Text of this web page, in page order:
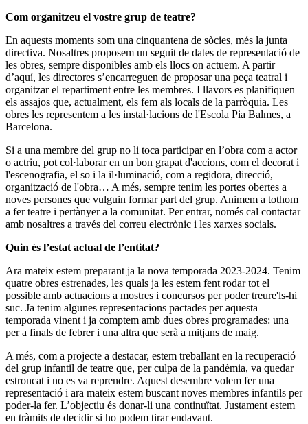
Com organitzeu el vostre grup de teatre?
En aquests moments som una cinquantena de sòcies, més la junta
directiva. Nosaltres proposem un seguit de dates de representació de
les obres, sempre disponibles amb els llocs on actuem. A partir
d’aquí, les directores s’encarreguen de proposar una peça teatral i
organitzar el repartiment entre les membres. I llavors es planifiquen
els assajos que, actualment, els fem als locals de la parròquia. Les
obres les representem a les instal·lacions de l'Escola Pia Balmes, a
Barcelona.
Si a una membre del grup no li toca participar en l’obra com a actor
o actriu, pot col·laborar en un bon grapat d'accions, com el decorat i
l'escenografia, el so i la il·luminació, com a regidora, direcció,
organització de l'obra… A més, sempre tenim les portes obertes a
noves persones que vulguin formar part del grup. Animem a tothom
a fer teatre i pertànyer a la comunitat. Per entrar, només cal contactar
amb nosaltres a través del correu electrònic i les xarxes socials.
Quin és l’estat actual de l’entitat?
Ara mateix estem preparant ja la nova temporada 2023-2024. Tenim
quatre obres estrenades, les quals ja les estem fent rodar tot el
possible amb actuacions a mostres i concursos per poder treure'ls-hi
suc. Ja tenim algunes representacions pactades per aquesta
temporada vinent i ja comptem amb dues obres programades: una
per a finals de febrer i una altra que serà a mitjans de maig.
A més, com a projecte a destacar, estem treballant en la recuperació
del grup infantil de teatre que, per culpa de la pandèmia, va quedar
estroncat i no es va reprendre. Aquest desembre volem fer una
representació i ara mateix estem buscant noves membres infantils per
poder-la fer. L’objectiu és donar-li una continuïtat. Justament estem
en tràmits de decidir si ho podem tirar endavant.